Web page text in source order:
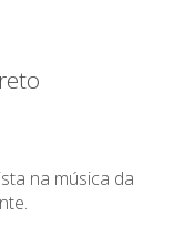
na música da